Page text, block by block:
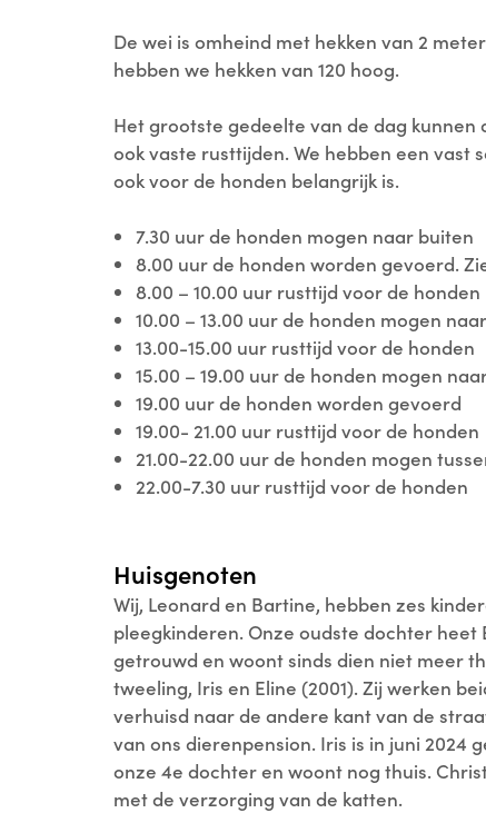
De wei is omheind met hekken van 2
hebben we hekken van 120 hoog.
Het grootste gedeelte van de dag
ook vaste rusttijden. We hebben een vast
ook voor de honden belangrijk is.
7.30 uur de honden mogen naar buiten
8.00 uur de honden worden gevoerd.
8.00 – 10.00 uur rusttijd voor de honden
10.00 – 13.00 uur de honden mogen
13.00-15.00 uur rusttijd voor de honden
15.00 – 19.00 uur de honden mogen
19.00 uur de honden worden gevoerd
19.00- 21.00 uur rusttijd voor de honden
21.00-22.00 uur de honden mogen
22.00-7.30 uur rusttijd voor de honden
Huisgenoten
Wij, Leonard en Bartine, hebben zes
pleegkinderen. Onze oudste dochter heet
getrouwd en woont sinds dien niet meer
tweeling, Iris en Eline (2001). Zij werken
verhuisd naar de andere kant van de
van ons dierenpension. Iris is in juni 2024
onze 4e dochter en woont nog thuis.
met de verzorging van de katten.